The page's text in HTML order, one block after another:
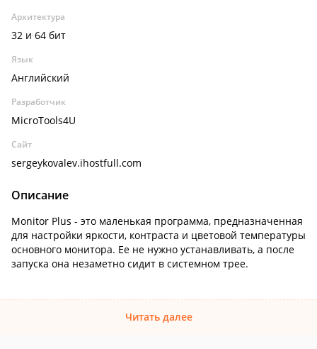
Архитектура
32 и 64 бит
Язык
Английский
Разработчик
MicroTools4U
Сайт
sergeykovalev.ihostfull.com
Описание
Monitor Plus - это маленькая программа, предназначенная
для настройки яркости, контраста и цветовой температуры
основного монитора. Ее не нужно устанавливать, а после
запуска она незаметно сидит в системном трее.
Читать далее